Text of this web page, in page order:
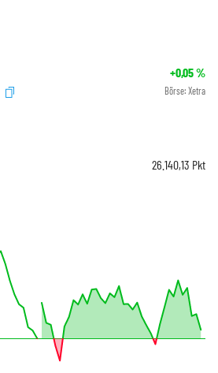
+0,05%
Börse: Xetra
26.140,13 Pkt